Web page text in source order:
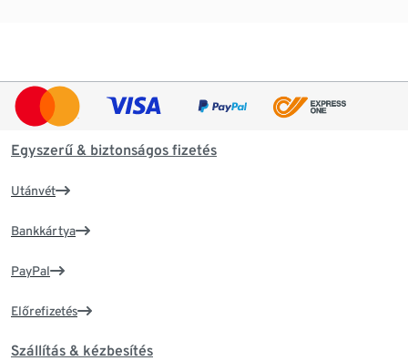
Egyszerű & biztonságos fizetés
Utánvét
Bankkártya
PayPal
Előrefizetés
Szállítás & kézbesítés